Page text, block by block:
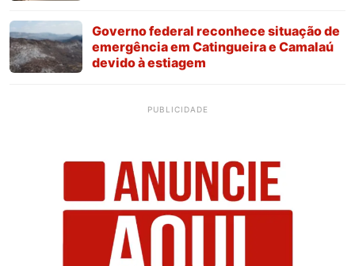
Governo federal reconhece situação de
emergência em Catingueira e Camalaú
devido à estiagem
PUBLICIDADE